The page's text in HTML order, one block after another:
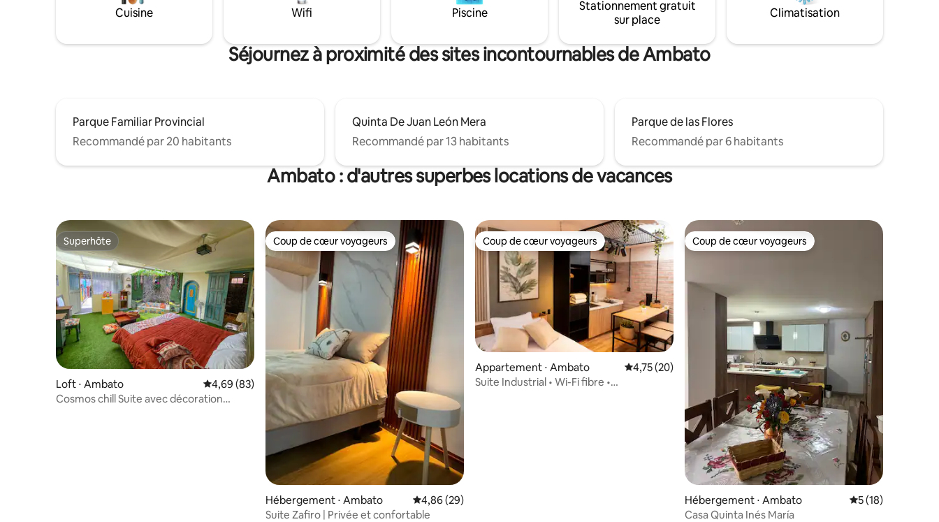
Salle de bain sociale - Canapé-lit - Cuisine
moderne -Salle *Parking, demandez la
Cuisine Wifi Piscine
Stationnement gratuit
sur place
Climatisation
Séjournez à proximité des sites incontournables de Ambato
Parque Familiar Provincial
Recommandé par 20 habitants
Quinta De Juan León Mera
Recommandé par 13 habitants
Parque de las Flores
Recommandé par 6 habitants
Ambato : d'autres superbes locations de vacances
Superhôte
Superhôte
Loft ⋅ Ambato Évaluation moyenne sur la base de 83 commentaires : 4,69 sur 5
4,69 (83)
Cosmos chill Suite avec décoration
Coup de cœur voyageurs
Coup de cœur voyageurs
Hébergement ⋅ Ambato Évaluation moyenne sur la base de 29 commentaires : 4,86 sur 5
4,86 (29)
Suite Zafiro | Privée et confortable
Coup de cœur voyageurs
Coup de cœur voyageurs
Appartement ⋅ Ambato Évaluation moyenne sur la base de 20 commentaires : 4,75 sur 5
4,75 (20)
Suite Industrial • Wi-Fi fibre •
Coup de cœur voyageurs
Coup de cœur voyageurs
Hébergement ⋅ Ambato Évaluation
5 (18)
Casa Quinta Inés María